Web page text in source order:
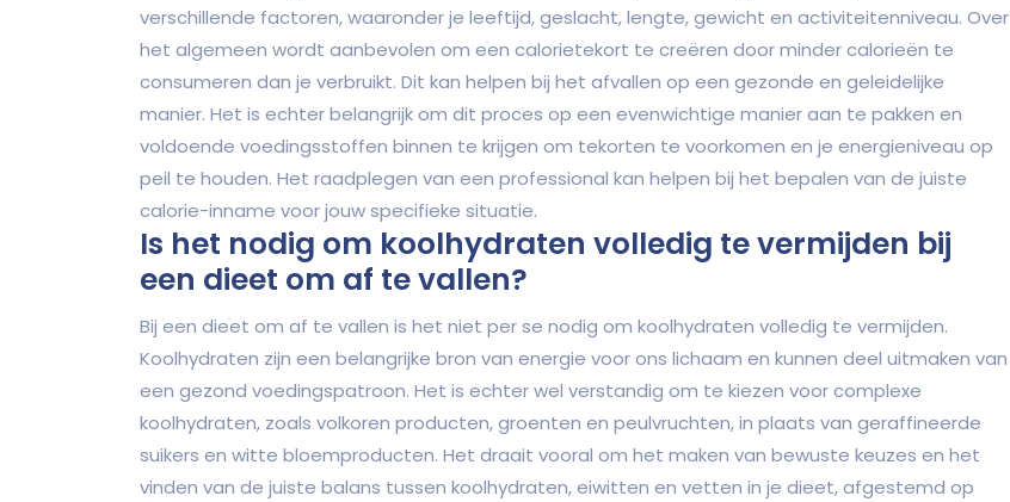
verschillende factoren, waaronder je leeftijd, geslacht, lengte, gewicht en activiteitenniveau. Over
het algemeen wordt aanbevolen om een calorietekort te creëren door minder calorieën te
consumeren dan je verbruikt. Dit kan helpen bij het afvallen op een gezonde en geleidelijke
manier. Het is echter belangrijk om dit proces op een evenwichtige manier aan te pakken en
voldoende voedingsstoffen binnen te krijgen om tekorten te voorkomen en je energieniveau op
peil te houden. Het raadplegen van een professional kan helpen bij het bepalen van de juiste
calorie-inname voor jouw specifieke situatie.
Is het nodig om koolhydraten volledig te vermijden bij
een dieet om af te vallen?
Bij een dieet om af te vallen is het niet per se nodig om koolhydraten volledig te vermijden.
Koolhydraten zijn een belangrijke bron van energie voor ons lichaam en kunnen deel uitmaken van
een gezond voedingspatroon. Het is echter wel verstandig om te kiezen voor complexe
koolhydraten, zoals volkoren producten, groenten en peulvruchten, in plaats van geraffineerde
suikers en witte bloemproducten. Het draait vooral om het maken van bewuste keuzes en het
vinden van de juiste balans tussen koolhydraten, eiwitten en vetten in je dieet, afgestemd op